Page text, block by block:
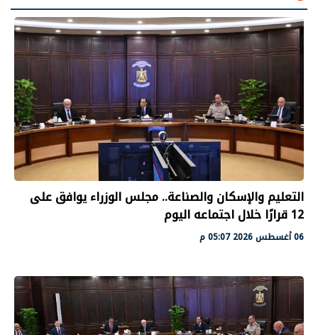
التعليم والإسكان والصناعة.. مجلس الوزراء يوافق على
12 قرارًا خلال اجتماعه اليوم
06 أغسطس 2026 05:07 م